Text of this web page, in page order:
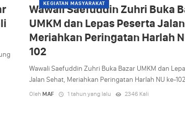
KEGIATAN MASYARAKAT
Wawali Saefuddin Zuhri Buka
UMKM dan Lepas Peserta
Meriahkan Peringatan Harlah
102
Wawali Saefuddin Zuhri Buka Bazar UMKM dan
Jalan Sehat, Meriahkan Peringatan Harlah NU ke-102
Oleh MAF 1 tahun yang lalu 2346 Kali